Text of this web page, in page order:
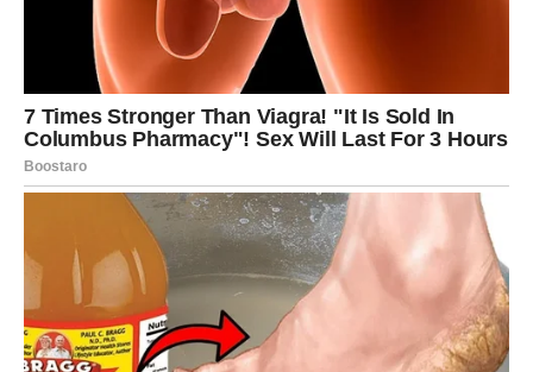
Porodični odnosi donose toplinu
Sutra ćete osjetiti koliko vam znači podrška najbližih.
Jedan član porodice mogao bi vam dati savjet koji će vas
navesti da drugačije pogledate na situaciju koja vas već
neko vrijeme opterećuje.
Veče je idealno za zajedničko druženje, razgovore i